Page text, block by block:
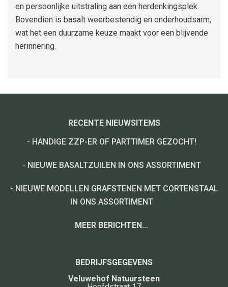
en persoonlijke uitstraling aan een herdenkingsplek.
Bovendien is basalt weerbestendig en onderhoudsarm,
wat het een duurzame keuze maakt voor een blijvende
herinnering.
BEDRIJFSGEGEVENS
Veluwehof Natuursteen
RECENTE NIEUWSITEMS
- HANDIGE ZZP-ER OF PARTTIMER GEZOCHT!
- NIEUWE BASALTZUILEN IN ONS ASSORTIMENT
- NIEUWE MODELLEN GRAFSTENEN MET CORTENSTAAL
IN ONS ASSORTIMENT
MEER BERICHTEN...